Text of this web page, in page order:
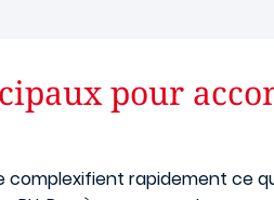
pour
complexifient rapidement ce